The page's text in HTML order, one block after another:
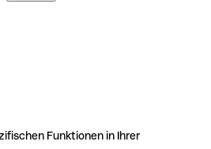
Funktionen in Ihrer